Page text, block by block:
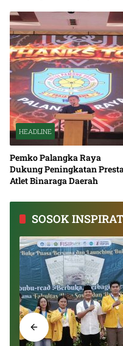
HEADLINE
Pemko Palangka Raya
Dukung Peningkatan
Atlet Binaraga Daerah
SOSOK